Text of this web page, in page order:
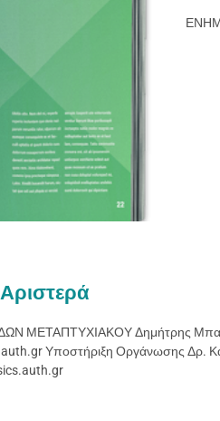
ΜΕΤΑΠΤΥΧΙΑΚΟΥ Δημήτρης
Υποστήριξη Οργάνωσης Δρ.